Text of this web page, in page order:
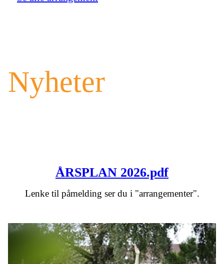
Nyheter
ÅRSPLAN 2026.pdf
Lenke til påmelding ser du i "arrangementer".